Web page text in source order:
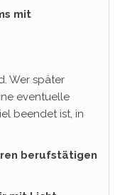
mit
Wer später
eventuelle
beendet ist, in
berufstätigen